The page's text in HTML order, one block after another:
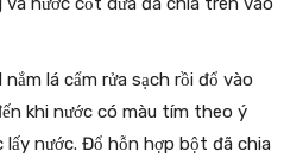
lá cẩm rửa sạch rồi đổ vào
khi nước có màu tím theo ý
lấy nước. Đổ hỗn hợp bột đã chia